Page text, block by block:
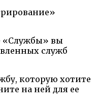
«Службы» вы
служб
которую хотите
на ней для ее